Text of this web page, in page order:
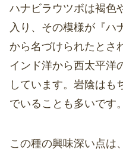
ハナビラウツボは褐色
入り、その模様が『ハ
から名づけられたとさ
インド洋から西太平洋
しています。岩陰はも
でいることも多いです。
この種の興味深い点は